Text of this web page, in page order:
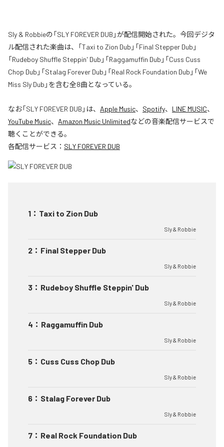
Sly & Robbieの「SLY FOREVER DUB」が配信開始された。今回デジタ
ル配信された楽曲は、「Taxi to Zion Dub」「Final Stepper Dub」
「Rudeboy Shuffle Steppin' Dub」「Raggamuffin Dub」「Cuss Cuss
Chop Dub」「Stalag Forever Dub」「Real Rock Foundation Dub」「We
Miss Sly Dub」を含む全8曲となっている。
なお「SLY FOREVER DUB 」は、 Apple Music、 Spotify、 LINE MUSIC、
YouTube Music、 Amazon Music Unlimitedなどの音楽配信サービスで
聴くことができる。
各配信サービス： SLY FOREVER DUB
1 ： Taxi to Zion Dub
Sly & Robbie
2 ： Final Stepper Dub
Sly & Robbie
3 ： Rudeboy Shuffle Steppin' Dub
Sly & Robbie
4 ： Raggamuffin Dub
Sly & Robbie
5 ： Cuss Cuss Chop Dub
Sly & Robbie
6 ： Stalag Forever Dub
Sly & Robbie
7 ： Real Rock Foundation Dub